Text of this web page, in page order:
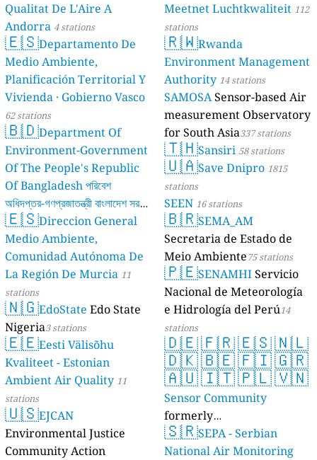
Qualitat De L'Aire A
Andorra 4 stations
🇪🇸Departamento De
Medio Ambiente,
Planificación Territorial Y
Vivienda · Gobierno Vasco
62 stations
🇧🇩Department Of
Environment-Government
Of The People's Republic
Of Bangladesh পরিবেশ
অধিদপ্তর-গণপ্রজাতন্ত্রী বাংলাদেশ সরকার
17 stations
🇪🇸Direccion General
Medio Ambiente,
Comunidad Autónoma De
La Región De Murcia 11
stations
🇳🇬EdoState Edo State
Nigeria3 stations
🇪🇪Eesti Välisõhu
Kvaliteet - Estonian
Ambient Air Quality 11
stations
🇺🇸EJCAN
Environmental Justice
Community Action
Meetnet Luchtkwaliteit 112
stations
🇷🇼Rwanda
Environment Management
Authority 14 stations
SAMOSASensor-based Air
measurement Observatory
for South Asia337 stations
🇹🇭Sansiri 58 stations
🇺🇦Save Dnipro 1815
stations
SEEN 16 stations
🇧🇷SEMA_AM
Secretaria de Estado de
Meio Ambiente75 stations
🇵🇪SENAMHIServicio
Nacional de Meteorología
e Hidrología del Perú14
stations
🇩🇪🇫🇷🇪🇸🇳🇱
🇩🇰🇧🇪🇫🇮🇬🇷
🇦🇺🇮🇹🇵🇱🇻🇳
Sensor Community
formerly
luftdaten.info35819 stations
🇸🇷SEPA - Serbian
National Air Monitoring